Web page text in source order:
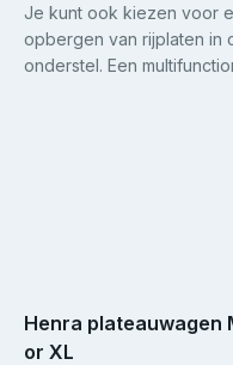
Je kunt ook kiezen voor
opbergen van rijplaten in
onderstel. Een
Henra plateauwagen
or XL